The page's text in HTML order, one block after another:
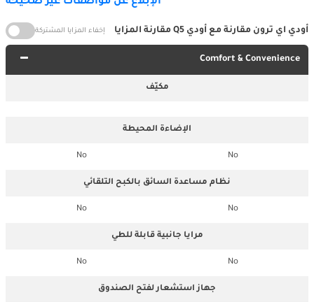
أودي اي ترون مقارنة مع أودي Q5 مقارنة المزايا إخفاء المزايا المشتركة
Comfort & Convenience
مكيّف
الإضاءة المحيطة
No
No
نظام مساعدة السائق بالكبح التلقائي
No
No
مرايا جانبية قابلة للطي
No
No
جهاز استشعار لفتح الصندوق